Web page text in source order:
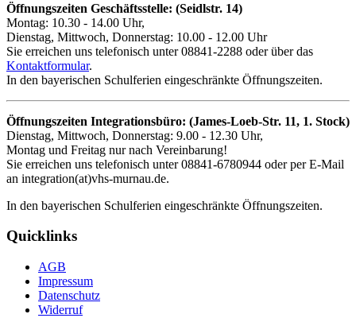
Öffnungszeiten Geschäftsstelle: (Seidlstr. 14)
Montag: 10.30 - 14.00 Uhr,
Dienstag, Mittwoch, Donnerstag: 10.00 - 12.00 Uhr
Sie erreichen uns telefonisch unter 08841-2288 oder über das
Kontaktformular.
In den bayerischen Schulferien eingeschränkte Öffnungszeiten.
Öffnungszeiten Integrationsbüro: (James-Loeb-Str. 11, 1. Stock)
Dienstag, Mittwoch, Donnerstag: 9.00 - 12.30 Uhr,
Montag und Freitag nur nach Vereinbarung!
Sie erreichen uns telefonisch unter 08841-6780944 oder per E-Mail
an integration(at)vhs-murnau.de.
In den bayerischen Schulferien eingeschränkte Öffnungszeiten.
Quicklinks
AGB
Impressum
Datenschutz
Widerruf